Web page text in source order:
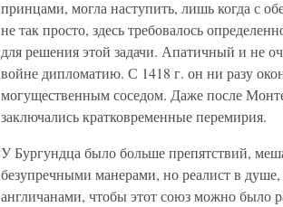
принцами, могла наступить, лишь когда с
не так просто, здесь требовалось
для решения этой задачи. Апатичный и не
войне дипломатию. С 1418 г. он ни разу
могущественным соседом. Даже после
заключались кратковременные перемирия.
У Бургундца было больше препятствий,
безупречными манерами, но реалист в
англичанами, чтобы этот союз можно было